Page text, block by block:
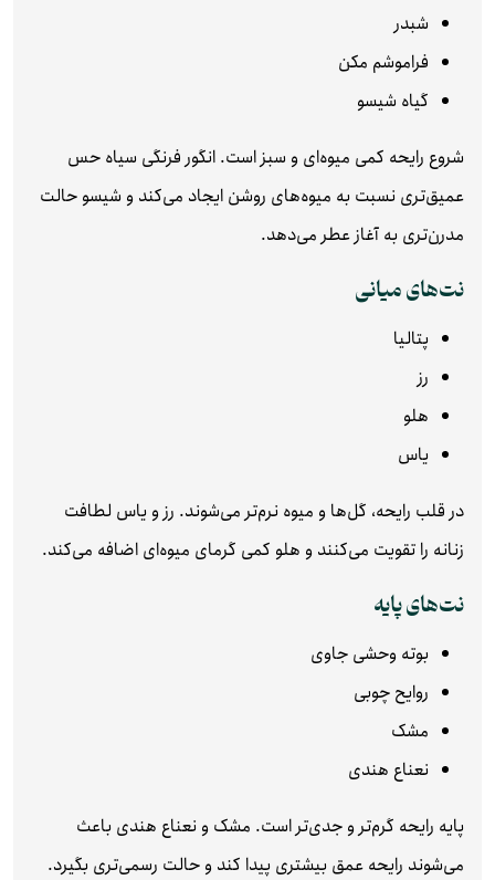
شبدر
فراموشم مکن
گیاه شیسو
شروع رایحه کمی میوه‌ای و سبز است. انگور فرنگی سیاه حس
عمیق‌تری نسبت به میوه‌های روشن ایجاد می‌کند و شیسو حالت
مدرن‌تری به آغاز عطر می‌دهد.
نت‌های میانی
پتالیا
رز
هلو
یاس
در قلب رایحه، گل‌ها و میوه نرم‌تر می‌شوند. رز و یاس لطافت
زنانه را تقویت می‌کنند و هلو کمی گرمای میوه‌ای اضافه می‌کند.
نت‌های پایه
بوته وحشی جاوی
روایح چوبی
مشک
نعناع هندی
پایه رایحه گرم‌تر و جدی‌تر است. مشک و نعناع هندی باعث
می‌شوند رایحه عمق بیشتری پیدا کند و حالت رسمی‌تری بگیرد.